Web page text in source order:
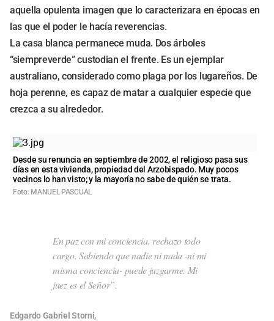
aquella opulenta imagen que lo caracterizara en épocas en
las que el poder le hacía reverencias.
La casa blanca permanece muda. Dos árboles
“siempreverde” custodian el frente. Es un ejemplar
australiano, considerado como plaga por los lugareños. De
hoja perenne, es capaz de matar a cualquier especie que
crezca a su alrededor.
Desde su renuncia en septiembre de 2002, el religioso pasa sus
días en esta vivienda, propiedad del Arzobispado. Muy pocos
vecinos lo han visto; y la mayoría no sabe de quién se trata.
Foto: MANUEL PASCUAL
En paz con mi conciencia, rechazo todo
cargo. Sabiendo que nadie ni nada -ni mi
misma conciencia- puede juzgarme. Mi
juez es el Señor”.
Edgardo Gabriel Storni,